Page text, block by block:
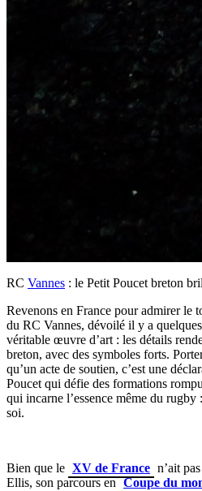
RC Vannes : le Petit Poucet breton
Revenons en France pour admirer le
du RC Vannes, dévoilé il y a
véritable œuvre d’art : les détails
breton, avec des symboles forts.
qu’un acte de soutien, c’est une
Poucet qui défie des formations
qui incarne l’essence même du rugby
soi.
Bien que le XV de France n’ait
Ellis, son parcours en Coupe du